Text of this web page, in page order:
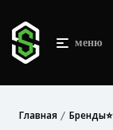
меню
Главная Бренды⭐